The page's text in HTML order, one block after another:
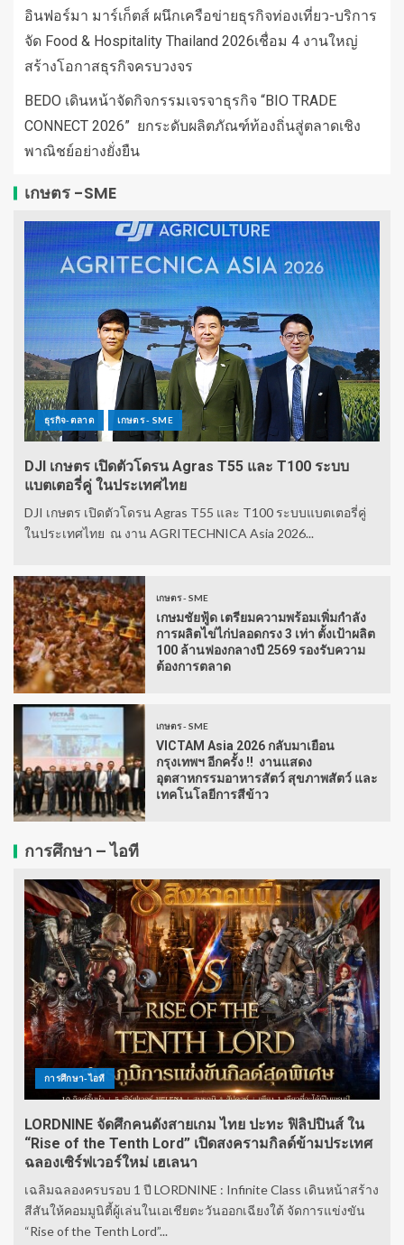
อินฟอร์มา มาร์เก็ตส์ ผนึกเครือข่ายธุรกิจท่องเที่ยว-บริการ
จัด Food & Hospitality Thailand 2026เชื่อม 4 งานใหญ่
สร้างโอกาสธุรกิจครบวงจร
BEDO เดินหน้าจัดกิจกรรมเจรจาธุรกิจ “BIO TRADE
CONNECT 2026” ยกระดับผลิตภัณฑ์ท้องถิ่นสู่ตลาดเชิง
พาณิชย์อย่างยั่งยืน
เกษตร -SME
ธุรกิจ-ตลาด เกษตร - SME
DJI เกษตร เปิดตัวโดรน Agras T55 และ T100 ระบบ
แบตเตอรี่คู่ ในประเทศไทย
DJI เกษตร เปิดตัวโดรน Agras T55 และ T100 ระบบแบตเตอรี่คู่
ในประเทศไทย ณ งาน AGRITECHNICA Asia 2026...
เกษตร - SME
เกษมชัยฟู้ด เตรียมความพร้อมเพิ่มกำลัง
การผลิตไข่ไก่ปลอดกรง 3 เท่า ตั้งเป้าผลิต
100 ล้านฟองกลางปี 2569 รองรับความ
ต้องการตลาด
เกษตร - SME
VICTAM Asia 2026 กลับมาเยือน
กรุงเทพฯ อีกครั้ง !! งานแสดง
อุตสาหกรรมอาหารสัตว์ สุขภาพสัตว์ และ
เทคโนโลยีการสีข้าว
การศึกษา – ไอที
การศึกษา-ไอที
LORDNINE จัดศึกคนดังสายเกม ไทย ปะทะ ฟิลิปปินส์ ใน
“Rise of the Tenth Lord” เปิดสงครามกิลด์ข้ามประเทศ
ฉลองเซิร์ฟเวอร์ใหม่ เฮเลนา
เฉลิมฉลองครบรอบ 1 ปี LORDNINE : Infinite Class เดินหน้าสร้าง
สีสันให้คอมมูนิตี้ผู้เล่นในเอเชียตะวันออกเฉียงใต้ จัดการแข่งขัน
“Rise of the Tenth Lord”...